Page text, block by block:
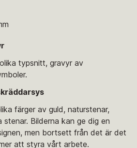
typsnitt, gravyr av
färger av guld, naturstenar,
Bilderna kan ge dig en
men bortsett från det är det
att styra vårt arbete.